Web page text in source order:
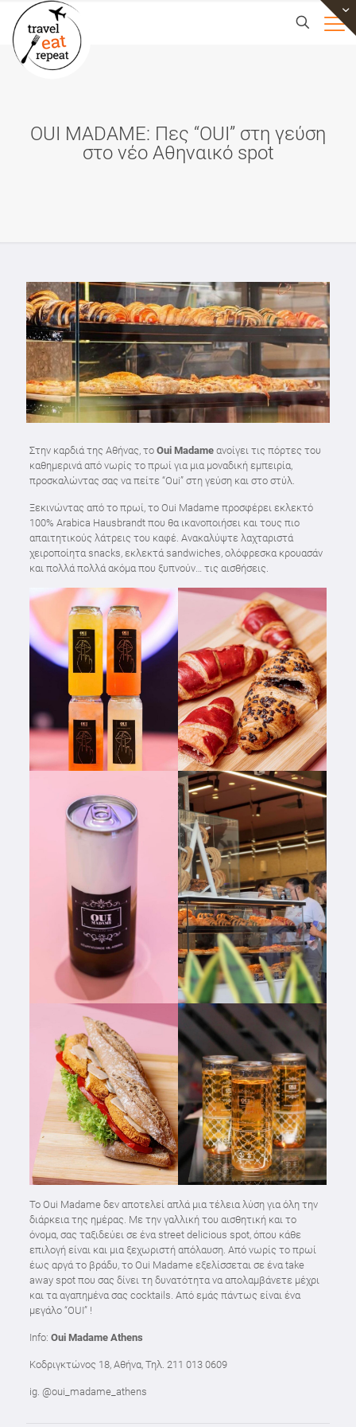
OUI MADAME: Πες “OUI” στη γεύση
στο νέο Αθηναικό spot
Στην καρδιά της Αθήνας, το Oui Madameανοίγει τις πόρτες του
καθημερινά από νωρίς το πρωί για μια μοναδική εμπειρία,
προσκαλώντας σας να πείτε “Oui” στη γεύση και στο στύλ.
Ξεκινώντας από το πρωί, το Oui Madame προσφέρει εκλεκτό
100% Arabica Hausbrandt που θα ικανοποιήσει και τους πιο
απαιτητικούς λάτρεις του καφέ. Ανακαλύψτε λαχταριστά
χειροποίητα snacks, εκλεκτά sandwiches, ολόφρεσκα κρουασάν
και πολλά πολλά ακόμα που ξυπνούν… τις αισθήσεις.
Το Oui Madame δεν αποτελεί απλά μια τέλεια λύση για όλη την
διάρκεια της ημέρας. Με την γαλλική του αισθητική και το
όνομα, σας ταξιδεύει σε ένα street delicious spot, όπου κάθε
επιλογή είναι και μια ξεχωριστή απόλαυση. Από νωρίς το πρωί
έως αργά το βράδυ, το Oui Madame εξελίσσεται σε ένα take
away spot που σας δίνει τη δυνατότητα να απολαμβάνετε μέχρι
και τα αγαπημένα σας cocktails. Από εμάς πάντως είναι ένα
μεγάλο “OUI” !
Info: Oui Madame Athens
Κοδριγκτώνος 18, Αθήνα, Τηλ. 211 013 0609
ig. @oui_madame_athens